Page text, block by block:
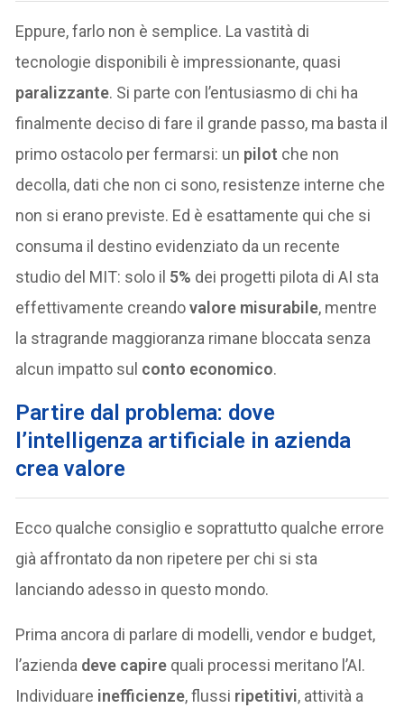
Eppure, farlo non è semplice. La vastità di
tecnologie disponibili è impressionante, quasi
paralizzante. Si parte con l’entusiasmo di chi ha
finalmente deciso di fare il grande passo, ma basta il
primo ostacolo per fermarsi: un pilot che non
decolla, dati che non ci sono, resistenze interne che
non si erano previste. Ed è esattamente qui che si
consuma il destino evidenziato da un recente
studio del MIT: solo il 5% dei progetti pilota di AI sta
effettivamente creandovalore misurabile, mentre
la stragrande maggioranza rimane bloccata senza
alcun impatto sul conto economico.
Partire dal problema: dove
l’intelligenza artificiale in azienda
crea valore
Ecco qualche consiglio e soprattutto qualche errore
già affrontato da non ripetere per chi si sta
lanciando adesso in questo mondo.
Prima ancora di parlare di modelli, vendor e budget,
l’azienda deve capire quali processi meritano l’AI.
Individuare inefficienze, flussi ripetitivi, attività a